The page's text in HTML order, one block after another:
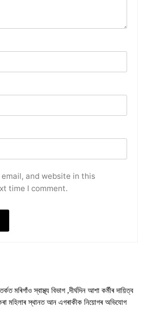
email, and website in this
time I comment.
মৰিগাঁও স্বাস্থ্য বিভাগ ,দীৰ্ঘদিন আশা কৰ্মীৰ দায়িত্ব
মহিলাৰ স্থানত আন এগৰাকীক নিয়োগৰ অভিযোগ